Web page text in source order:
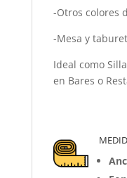
-Otros colores
-Mesa y
Ideal como
en Bares o